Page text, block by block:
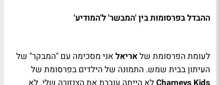
ההבדל בפרסומות בין 'המבשר' ל'המודיע'
לעומת הפרסומת שלאריאל אני מסכימה עם "המבקר" של
העיתון בבית שמש. התמונה של הילדים בפרסומת של